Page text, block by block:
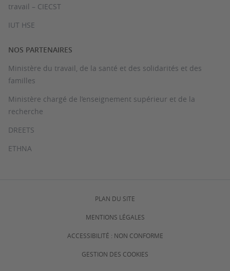
travail – CIECST
IUT HSE
NOS PARTENAIRES
Ministère du travail, de la santé et des solidarités et des
familles
Ministère chargé de l’enseignement supérieur et de la
recherche
DREETS
ETHNA
PLAN DU SITE
MENTIONS LÉGALES
ACCESSIBILITÉ : NON CONFORME
GESTION DES COOKIES